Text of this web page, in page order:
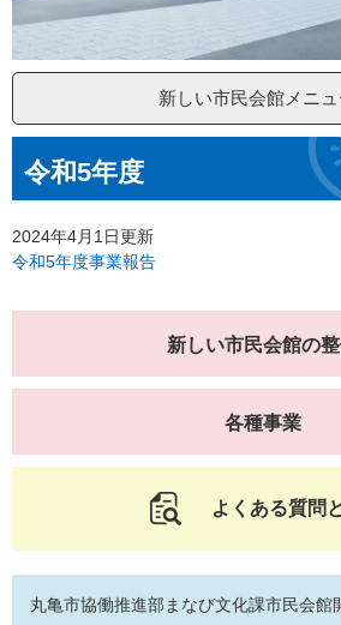
新しい市民会館メニュ
文令和5年度
2024年4月1日更新
令和5年度事業報告
新しい市民会館の
各種事業
よくある質問
丸亀市協働推進部まなび文化課市民会館